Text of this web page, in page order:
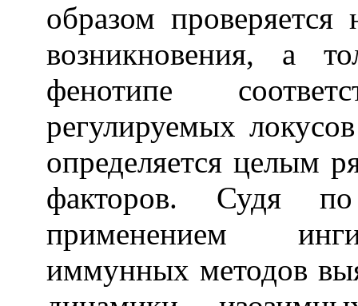
образом
возникновения, а
фенотипе
регулируемых
определяется целым
факторов. Судя
применением
иммунных методов